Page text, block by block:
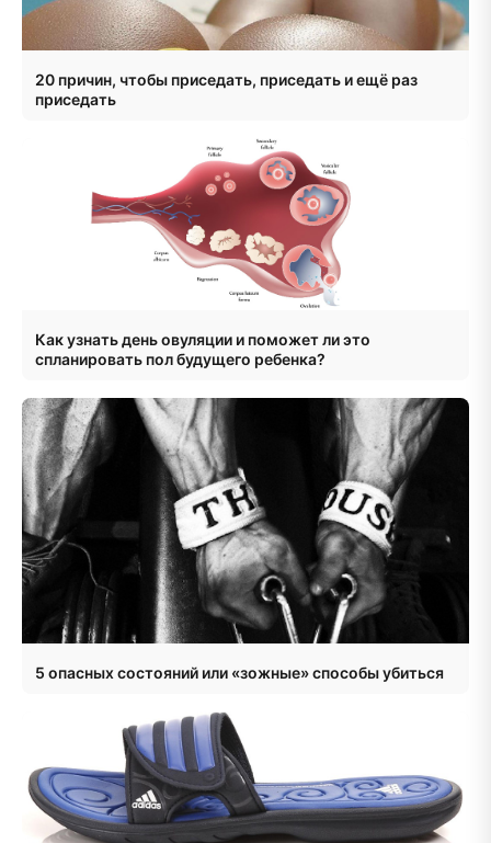
20 причин, чтобы приседать, приседать и ещё раз
приседать
Как узнать день овуляции и поможет ли это
спланировать пол будущего ребенка?
5 опасных состояний или «зожные» способы убиться